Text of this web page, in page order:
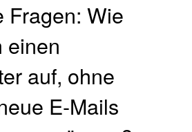
Fragen: Wie
einen
auf, ohne
E-Mails